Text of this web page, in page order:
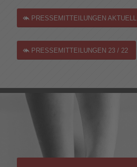
PRESSEMITTEILUNGEN AKTUELL
PRESSEMITTEILUNGEN 23 / 22